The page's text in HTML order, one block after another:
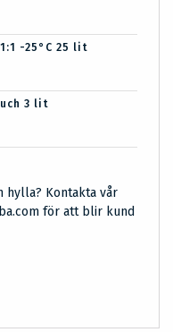
-25°C 25 lit
3 lit
hylla? Kontakta vår
för att blir kund